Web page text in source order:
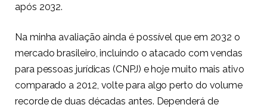
após 2032.
Na minha avaliação ainda é possível que em 2032 o
mercado brasileiro, incluindo o atacado com vendas
para pessoas jurídicas (CNPJ) e hoje muito mais ativo
comparado a 2012, volte para algo perto do volume
recorde de duas décadas antes. Dependerá de